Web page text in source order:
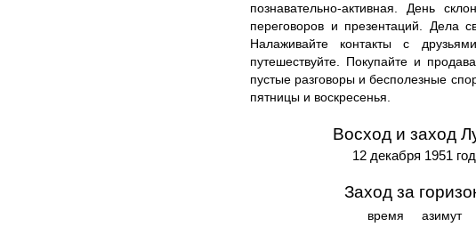
познавательно-активная. День
переговоров и презентаций. Дела
Налаживайте контакты с
путешествуйте. Покупайте и
пустые разговоры и бесполезные
пятницы и воскресенья.
Восход и заход
12 декабря 1951
Заход за
время азимут